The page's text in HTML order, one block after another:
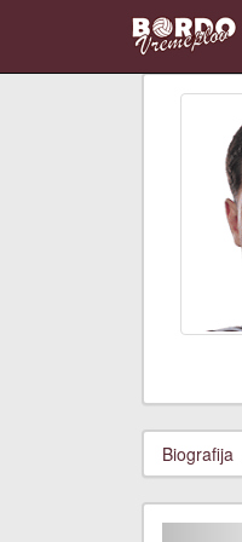
Biografija